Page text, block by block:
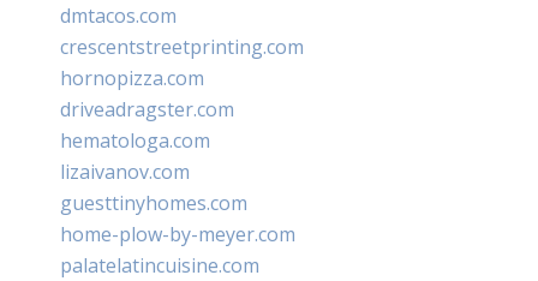
dmtacos.com
crescentstreetprinting.com
hornopizza.com
driveadragster.com
hematologa.com
lizaivanov.com
guesttinyhomes.com
home-plow-by-meyer.com
palatelatincuisine.com